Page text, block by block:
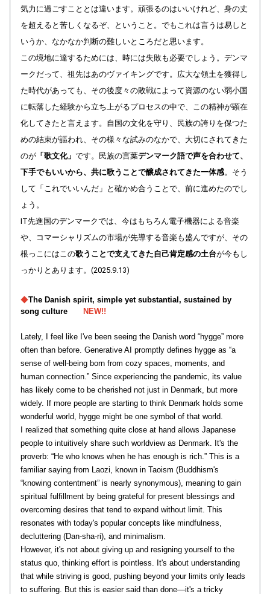
気力に過ごすこととは違います。頑張るのはいいけれど、身の丈
を超えると苦しくなるぞ、ということ。でもこれは言うは易しと
いうか、なかなか判断の難しいところだと思います。
この境地に達するためには、時には失敗も必要でしょう。デンマ
ークだって、祖先はあのヴァイキングです。広大な領土を獲得し
た時代があっても、その後度々の敗戦によって資源のない弱小国
に転落した経験から立ち上がるプロセスの中で、この精神が顕在
化してきたと言えます。自国の文化を守り、民族の誇りを保つた
めの結束が謳われ、その様々な試みのなかで、大切にされてきた
のが 「歌文化」 です。民族の言葉デンマーク語で声を合わせて、
下手でもいいから、共に歌うことで醸成されてきた一体感。そう
して「これでいいんだ」と確かめ合うことで、前に進めたのでし
ょう。
IT先進国のデンマークでは、今はもちろん電子機器による音楽
や、コマーシャリズムの市場が先導する音楽も盛んですが、その
根っこにはこの歌うことで支えてきた自己肯定感の土台が今もし
っかりとあります。(2025.9.13)
◆The Danish spirit, simple yet substantial, sustained by
song culture
NEW!!
Lately, I feel like I've been seeing the Danish word “hygge” more
often than before. Generative AI promptly defines hygge as “a
sense of well-being born from cozy spaces, moments, and
human connection.” Since experiencing the pandemic, its value
has likely come to be cherished not just in Denmark, but more
widely. If more people are starting to think Denmark holds some
wonderful world, hygge might be one symbol of that world.
I realized that something quite close at hand allows Japanese
people to intuitively share such worldview as Denmark. It's the
proverb: “He who knows when he has enough is rich.” This is a
familiar saying from Laozi, known in Taoism (Buddhism's
“knowing contentment” is nearly synonymous), meaning to gain
spiritual fulfillment by being grateful for present blessings and
overcoming desires that tend to expand without limit. This
resonates with today's popular concepts like mindfulness,
decluttering (Dan-sha-ri), and minimalism.
However, it's not about giving up and resigning yourself to the
status quo, thinking effort is pointless. It's about understanding
that while striving is good, pushing beyond your limits only leads
to suffering. But this is easier said than done—it's a tricky